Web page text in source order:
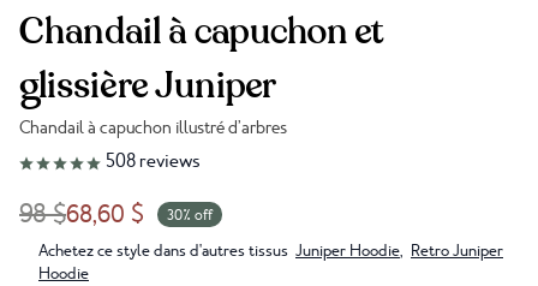
Chandail à capuchon et
glissière Juniper
Chandail à capuchon illustré d’arbres
Lien vers les avis
508 reviews
98 $68,60 $ 30% off
Achetez ce style dans d'autres tissus Juniper Hoodie, Retro Juniper
Hoodie